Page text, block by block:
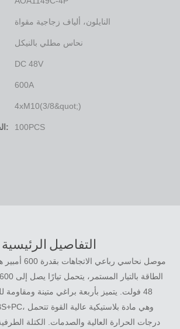
النايلون، ألياف زجاجية مقواة
نحاس مطلي بالنيكل
DC 48V
600A
4xM10(3/8&quot;)
الحد الأدنى لكمية الطلب: 100PCS
التفاصيل الرئيسية
موصل نحاسي
48 فولت. يتميز بأربعة براغي متينة ومقاومة
درجات الحرارة العالية والصدمات. الكتلة